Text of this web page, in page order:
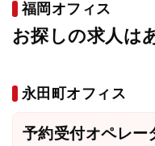
福岡オフィス
お探しの求人は
永田町オフィス
予約受付オペレー